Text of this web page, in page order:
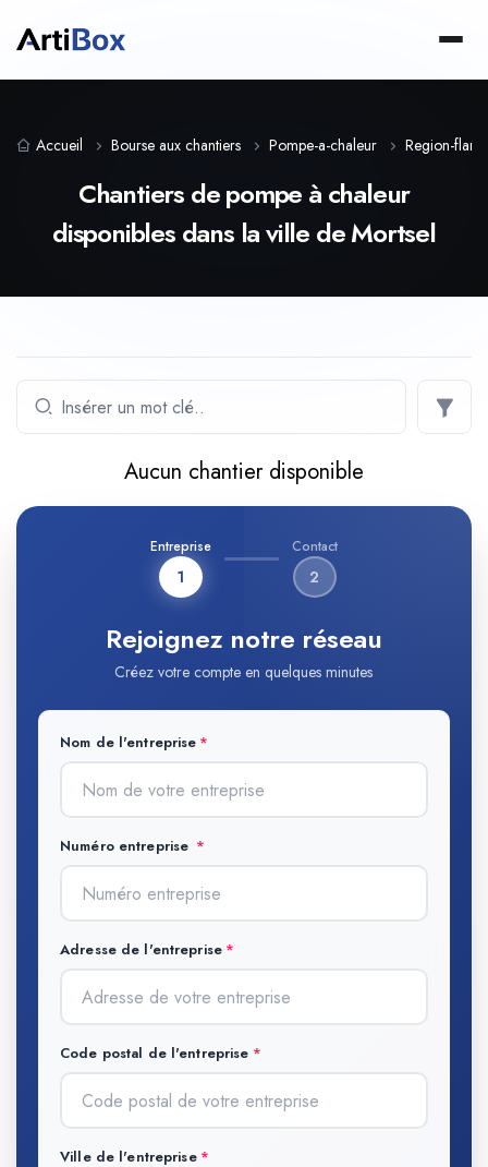
Accueil Bourse aux chantiers Pompe-a-chaleur Region-
Chantiers de pompe à chaleur
disponibles dans la ville de Mortsel
Aucun chantier disponible
Entreprise
1
Contact
2
Rejoignez notre réseau
Créez votre compte en quelques minutes
Nom de l'entreprise
Numéro entreprise
Adresse de l'entreprise
Code postal de l'entreprise
Ville de l'entreprise